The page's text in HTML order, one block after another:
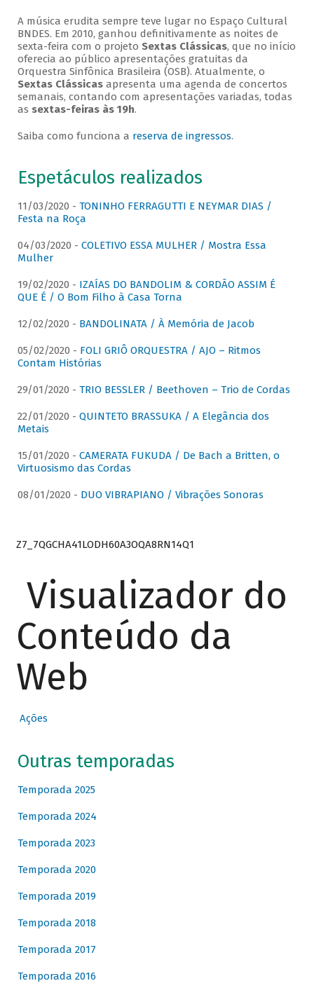
A música erudita sempre teve lugar no Espaço Cultural
BNDES. Em 2010, ganhou definitivamente as noites de
sexta-feira com o projeto Sextas Clássicas, que no início
oferecia ao público apresentações gratuitas da
Orquestra Sinfônica Brasileira (OSB). Atualmente, o
Sextas Clássicasapresenta uma agenda de concertos
semanais, contando com apresentações variadas, todas
as sextas-feiras às 19h.
Saiba como funciona a reserva de ingressos.
Espetáculos realizados
11/03/2020 - TONINHO FERRAGUTTI E NEYMAR DIAS /
Festa na Roça
04/03/2020 - COLETIVO ESSA MULHER / Mostra Essa
Mulher
19/02/2020 - IZAÍAS DO BANDOLIM & CORDÃO ASSIM É
QUE É / O Bom Filho à Casa Torna
12/02/2020 - BANDOLINATA / À Memória de Jacob
05/02/2020 - FOLI GRIÔ ORQUESTRA / AJO – Ritmos
Contam Histórias
29/01/2020 - TRIO BESSLER / Beethoven – Trio de Cordas
22/01/2020 - QUINTETO BRASSUKA / A Elegância dos
Metais
15/01/2020 - CAMERATA FUKUDA / De Bach a Britten, o
Virtuosismo das Cordas
08/01/2020 - DUO VIBRAPIANO / Vibrações Sonoras
Z7_7QGCHA41LODH60A3OQA8RN14Q1
Visualizador do
Conteúdo da
Web
Ações
Outras temporadas
Temporada 2025
Temporada 2024
Temporada 2023
Temporada 2020
Temporada 2019
Temporada 2018
Temporada 2017
Temporada 2016